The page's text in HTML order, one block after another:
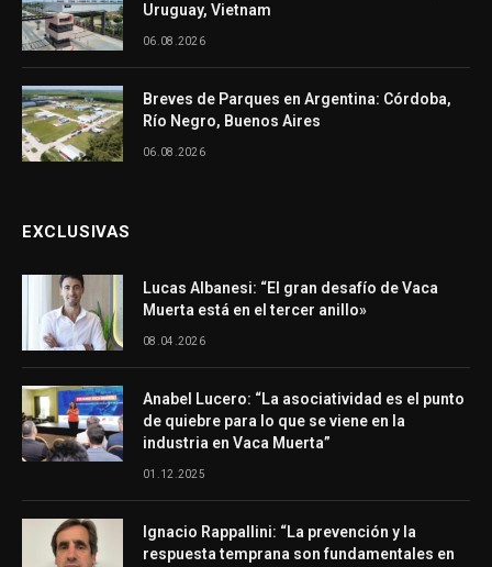
Uruguay, Vietnam
06.08.2026
Breves de Parques en Argentina: Córdoba,
Río Negro, Buenos Aires
06.08.2026
EXCLUSIVAS
Lucas Albanesi: “El gran desafío de Vaca
Muerta está en el tercer anillo»
08.04.2026
Anabel Lucero: “La asociatividad es el punto
de quiebre para lo que se viene en la
industria en Vaca Muerta”
01.12.2025
Ignacio Rappallini: “La prevención y la
respuesta temprana son fundamentales en